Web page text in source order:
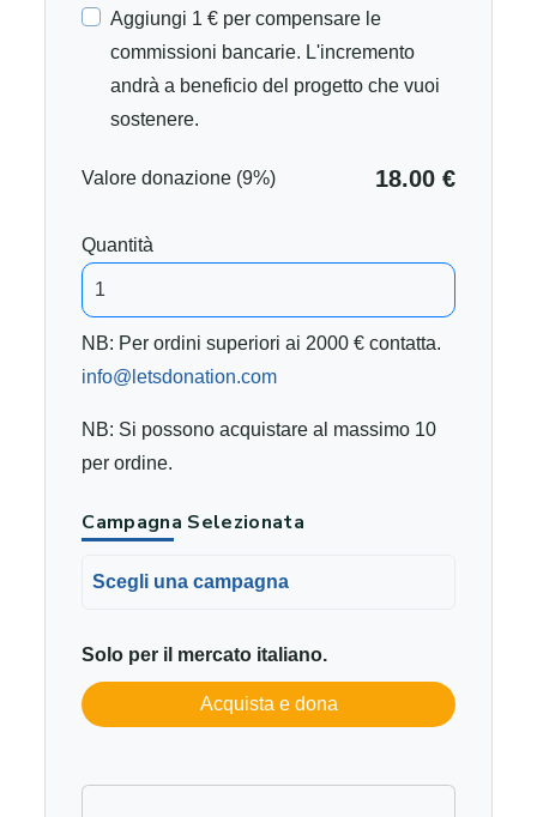
Aggiungi 1 € per compensare le
commissioni bancarie. L'incremento
andrà a beneficio del progetto che vuoi
sostenere.
Valore donazione (9%) 18.00 €
Quantità
NB: Per ordini superiori ai 2000 € contatta.
info@letsdonation.com
NB: Si possono acquistare al massimo 10
per ordine.
Campagna Selezionata
Scegli una campagna
Solo per il mercato italiano.
Acquista e dona